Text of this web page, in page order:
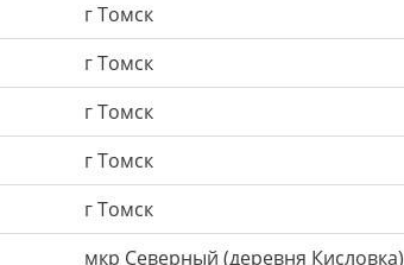
г Томск
г Томск
г Томск
г Томск
г Томск
мкр Северный (деревня Кисловка)